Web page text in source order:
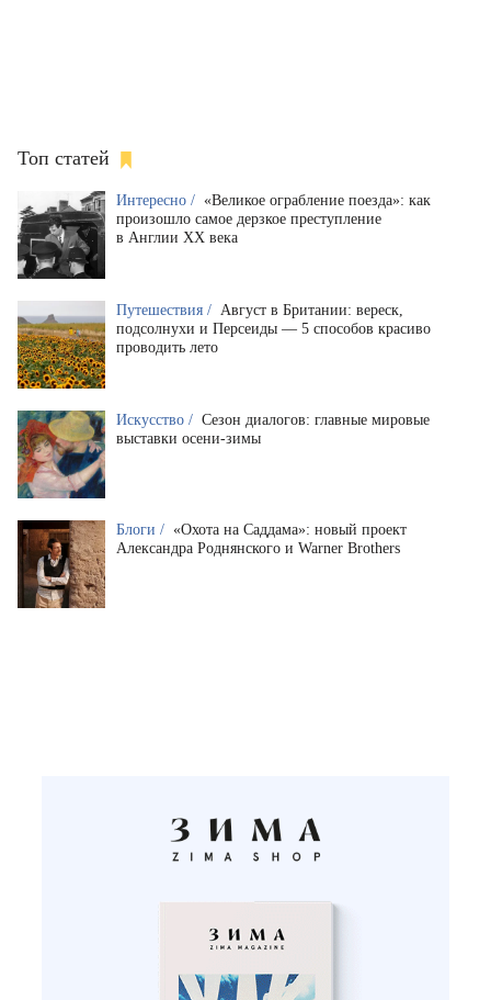
Топ статей
Интересно / «Великое ограбление поезда»: как
произошло самое дерзкое преступление
в Англии XX века
Путешествия / Август в Британии: вереск,
подсолнухи и Персеиды — 5 способов красиво
проводить лето
Искусство / Сезон диалогов: главные мировые
выставки осени-зимы
Блоги / «Охота на Саддама»: новый проект
Александра Роднянского и Warner Brothers